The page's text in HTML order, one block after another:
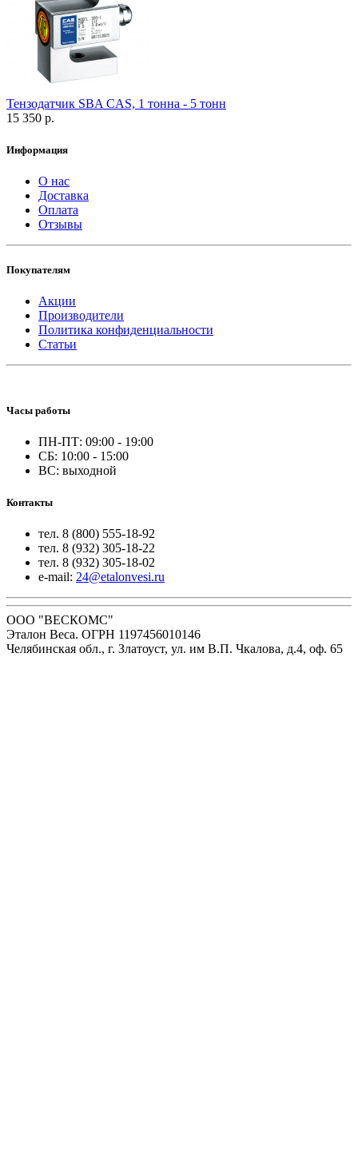
Тензодатчик SBA CAS, 1 тонна - 5 тонн
15 350 р.
Информация
О нас
Доставка
Оплата
Отзывы
Покупателям
Акции
Производители
Политика конфиденциальности
Статьи
Часы работы
ПН-ПТ: 09:00 - 19:00
СБ: 10:00 - 15:00
ВС: выходной
Контакты
тел. 8 (800) 555-18-92
тел. 8 (932) 305-18-22
тел. 8 (932) 305-18-02
e-mail: 24@etalonvesi.ru
ООО "ВЕСКОМС"
Эталон Веса. ОГРН 1197456010146
Челябинская обл., г. Златоуст, ул. им В.П. Чкалова, д.4, оф. 65